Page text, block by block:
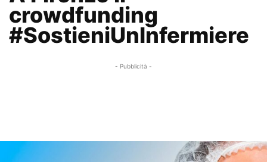
crowdfunding
#SostieniUnInfermiere
- Pubblicità -